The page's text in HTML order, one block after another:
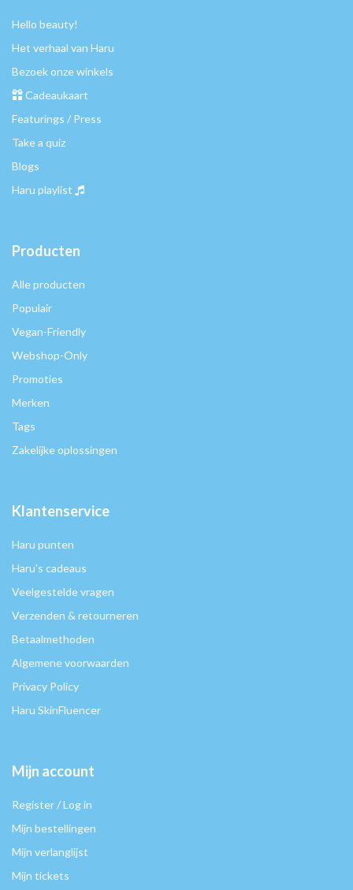
Hello beauty!
Het verhaal van Haru
Bezoek onze winkels
Cadeaukaart
Featurings / Press
Take a quiz
Blogs
Haru playlist
Producten
Alle producten
Populair
Vegan-Friendly
Webshop-Only
Promoties
Merken
Tags
Zakelijke oplossingen
Klantenservice
Haru punten
Haru's cadeaus
Veelgestelde vragen
Verzenden & retourneren
Betaalmethoden
Algemene voorwaarden
Privacy Policy
Haru SkinFluencer
Mijn account
Register / Log in
Mijn bestellingen
Mijn verlanglijst
Mijn tickets